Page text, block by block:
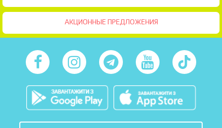
АКЦИОННЫЕ ПРЕДЛОЖЕНИЯ